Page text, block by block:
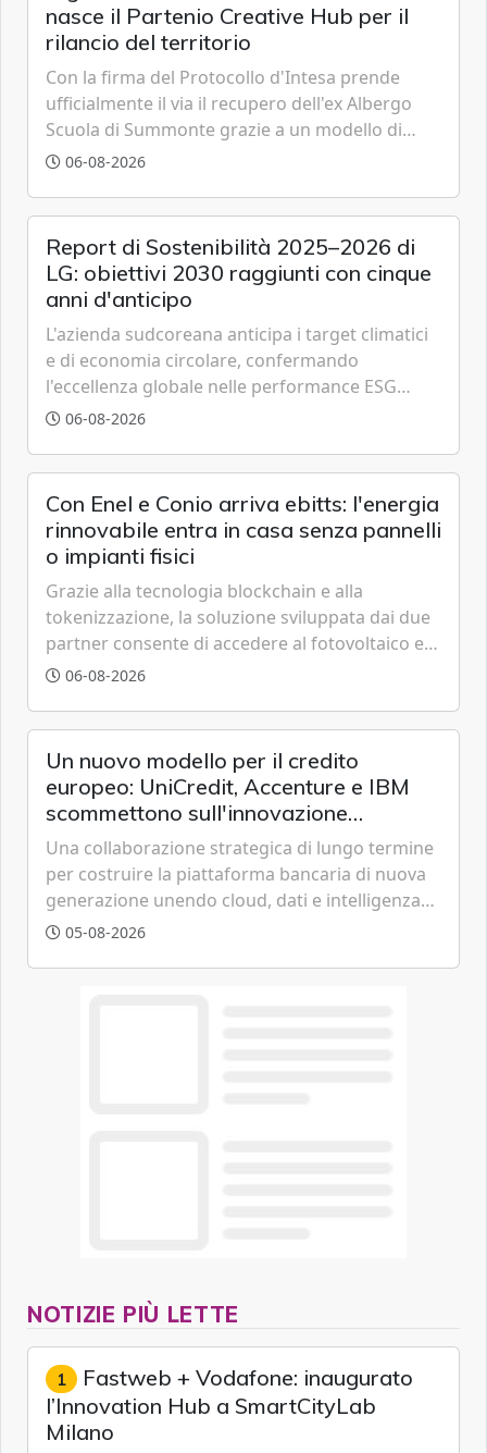
nasce il Partenio Creative Hub per il
rilancio del territorio
Con la firma del Protocollo d'Intesa prende
ufficialmente il via il recupero dell'ex Albergo
Scuola di Summonte grazie a un modello di
partenariato pubblico-privato e a una rete di
06-08-2026
Report di Sostenibilità 2025–2026 di
LG: obiettivi 2030 raggiunti con cinque
anni d'anticipo
L'azienda sudcoreana anticipa i target climatici
e di economia circolare, confermando
l'eccellenza globale nelle performance ESG
grazie a innovazione, accessibilità e governance
06-08-2026
Con Enel e Conio arriva ebitts: l'energia
rinnovabile entra in casa senza pannelli
o impianti fisici
Grazie alla tecnologia blockchain e alla
tokenizzazione, la soluzione sviluppata dai due
partner consente di accedere al fotovoltaico e
all'eolico ottenendo risparmi diretti in bolletta,
06-08-2026
Un nuovo modello per il credito
europeo: UniCredit, Accenture e IBM
scommettono sull'innovazione
tecnologica
Una collaborazione strategica di lungo termine
per costruire la piattaforma bancaria di nuova
generazione unendo cloud, dati e intelligenza
artificiale.
05-08-2026
NOTIZIE PIÙ LETTE
1 Fastweb + Vodafone: inaugurato
l’Innovation Hub a SmartCityLab
Milano